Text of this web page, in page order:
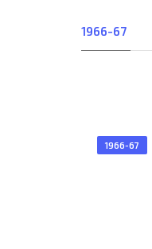
1966-67
1966-67